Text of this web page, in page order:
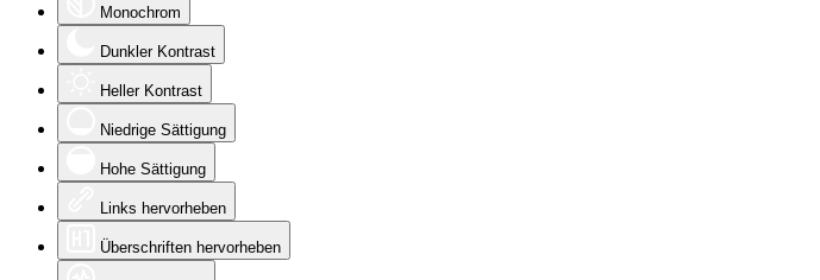
Monochrom
Dunkler Kontrast
Heller Kontrast
Niedrige Sättigung
Hohe Sättigung
Links hervorheben
Überschriften hervorheben